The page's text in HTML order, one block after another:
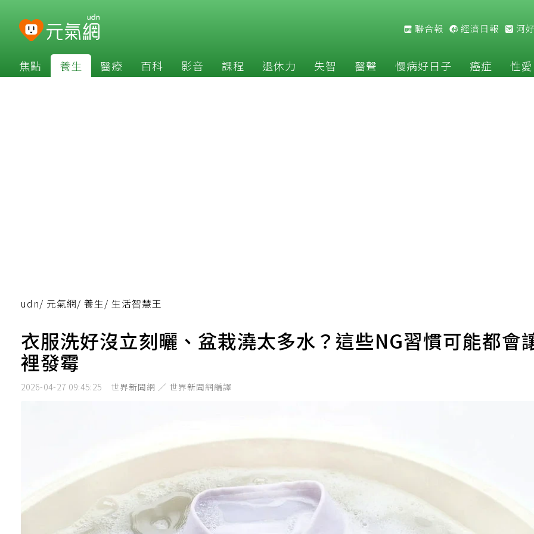
聯合報 經濟日報 河
焦點 養生 醫療 百科 影音 課程 退休力 失智 醫聲 慢病好日子 癌症 性愛
udn/ 元氣網/ 養生/ 生活智慧王
衣服洗好沒立刻曬、盆栽澆太多水？這些NG習慣可能都會
裡發霉
2026-04-27 09:45:25 世界新聞網 ／ 世界新聞網編譯